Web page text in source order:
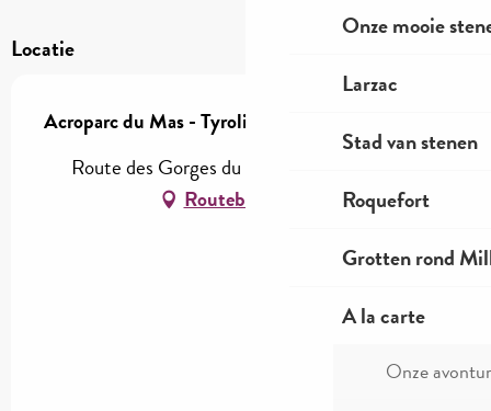
Onze mooie
Larzac
Stad van stenen
Roquefort
Grotten rond
A la carte
Onze
Locatie
Acroparc du Mas - Tyrolienne aquatique - Splash
Route des Gorges du Tarn, 12520 Aguessac
Routebeschrijving